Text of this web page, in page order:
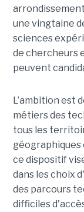
une vingtaine
sciences
de chercheurs
peuvent
L’ambition est
métiers des
tous les
géographiques
ce dispositif
dans les choix
des parcours
difficiles